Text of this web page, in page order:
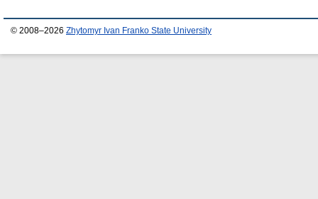
© 2008–2026 Zhytomyr Ivan Franko State University